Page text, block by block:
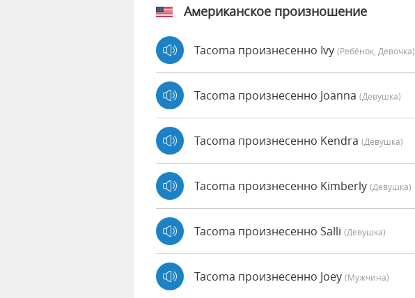
Американское произношение
Tacoma произнесенно Ivy (Ребёнок, Девочка)
Tacoma произнесенно Joanna (девушка)
Tacoma произнесенно Kendra (девушка)
Tacoma произнесенно Kimberly (девушка)
Tacoma произнесенно Salli (девушка)
Tacoma произнесенно Joey (мужчина)